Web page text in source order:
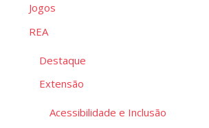
Jogos
REA
Destaque
Extensão
Acessibilidade e Inclusão